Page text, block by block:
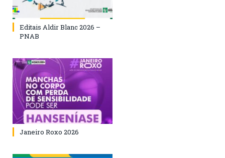
Editais Aldir Blanc 2026 –
PNAB
Janeiro Roxo 2026